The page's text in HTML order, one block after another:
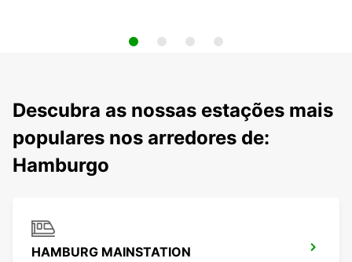
Descubra as nossas estações mais
populares nos arredores de:
Hamburgo
HAMBURG MAINSTATION